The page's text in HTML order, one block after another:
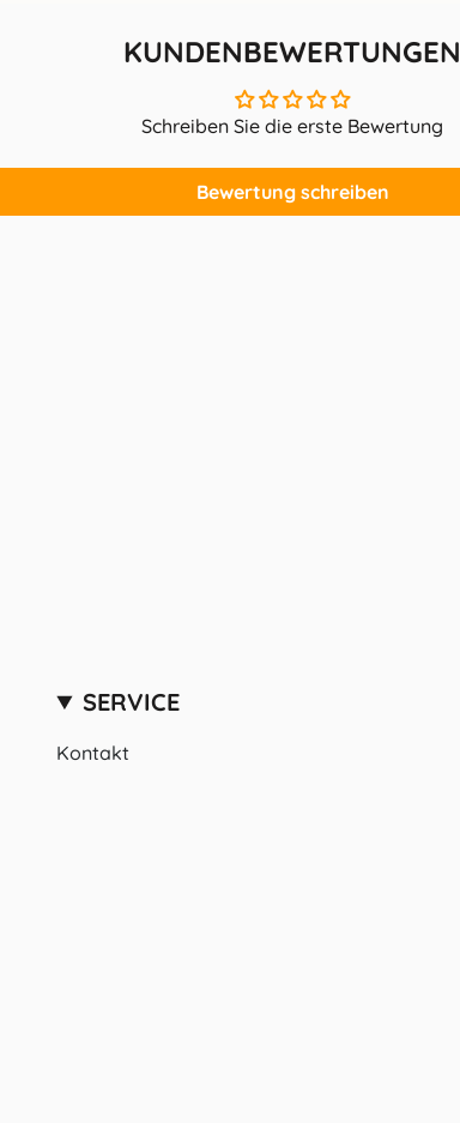
KUNDENBEWERTUNGEN
Schreiben Sie die erste Bewertung
Bewertung schreiben
SERVICE
Kontakt